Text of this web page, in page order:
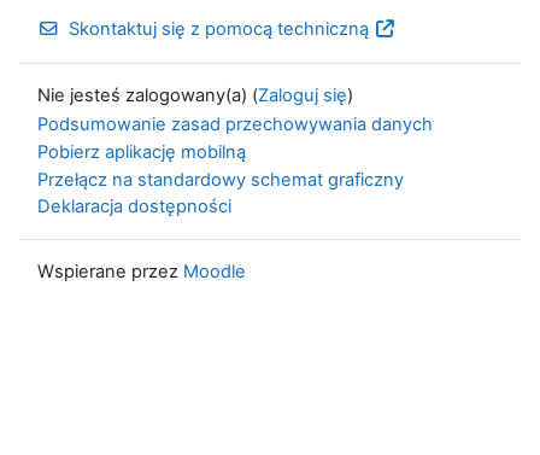
Skontaktuj się z pomocą techniczną
Nie jesteś zalogowany(a) (Zaloguj się)
Podsumowanie zasad przechowywania danych
Pobierz aplikację mobilną
Przełącz na standardowy schemat graficzny
Deklaracja dostępności
Wspierane przez Moodle